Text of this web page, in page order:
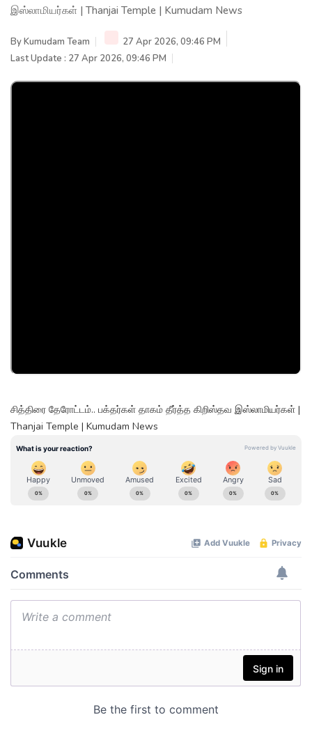
இஸ்லாமியர்கள் | Thanjai Temple | Kumudam News
ByKumudam Team
27 Apr 2026, 09:46 PM
Last Update : 27 Apr 2026, 09:46 PM
சித்திரை தேரோட்டம்.. பக்தர்கள் தாகம் தீர்த்த கிறிஸ்தவ இஸ்லாமியர்கள் |
Thanjai Temple | Kumudam News